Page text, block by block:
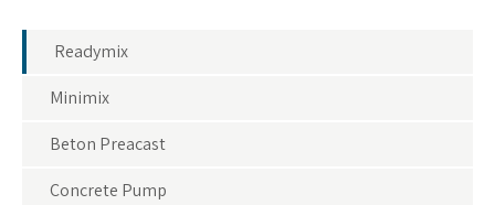
Readymix
Minimix
Beton Preacast
Concrete Pump